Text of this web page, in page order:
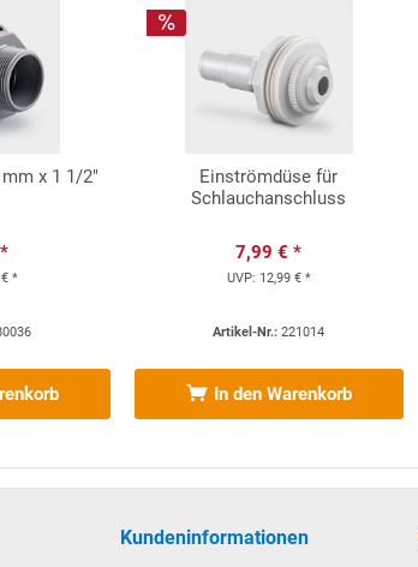
x 1 1/2"
*
Einströmdüse für
Schlauchanschluss
7,99 € *
UVP: 12,99 € *
Artikel-Nr.:221014
In den Warenkorb
Kundeninformationen